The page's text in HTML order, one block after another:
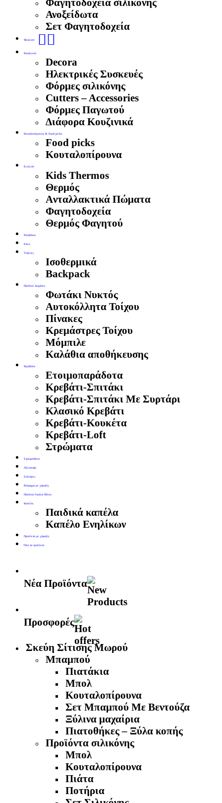
Ανοξείδωτα
Σετ Φαγητοδοχεία
Skincare 🧖‍♀️
Κουζινικά
Decora
Ηλεκτρικές Συσκευές
Φόρμες σιλικόνης
Cutters – Accessories
Φόρμες Παγωτού
Διάφορα Κουζινικά
Κουταλοπίρουνα & Food picks
Food picks
Κουταλοπίρουνα
EcoLife
Kids Thermos
Θερμός
Aνταλλακτικά Πώματα
Φαγητοδοχεία
Θερμός Φαγητού
Pandaboo
Estia
Τσάντες
Ισοθερμικά
Backpack
Παιδικό Δωμάτιο
Φωτάκι Νυκτός
Αυτοκόλλητα Τοίχου
Πίνακες
Κρεμάστρες Τοίχου
Μόμπιλε
Καλάθια αποθήκευσης
Κρεβάτια
Ετοιμοπαράδοτα
Κρεβάτι-Σπιτάκι
Κρεβάτι-Σπιτάκι Με Συρτάρι
Κλασικό Κρεβάτι
Κρεβάτι-Κουκέτα
Κρεβάτι-Loft
Στρώματα
Στρωματάκια
Αξεσουάρ
Σαλιάρες
Κόσμημα με χάραξη
Παιδικά Γυαλιά Ηλίου
Καπέλα
Παιδικά καπέλα
Καπέλο Ενηλίκων
Προϊόντα με χάραξη
Όλα τα προϊόντα
Νέα Προϊόντα
Προσφορές
Σκεύη Σίτισης Μωρού
Μπαμπού
Πιατάκια
Μπολ
Κουταλοπίρουνα
Σετ Μπαμπού Με Βεντούζα
Ξύλινα μαχαίρια
Πιατοθήκες – Ξύλα κοπής
Προϊόντα σιλικόνης
Μπολ
Κουταλοπίρουνα
Πιάτα
Ποτήρια